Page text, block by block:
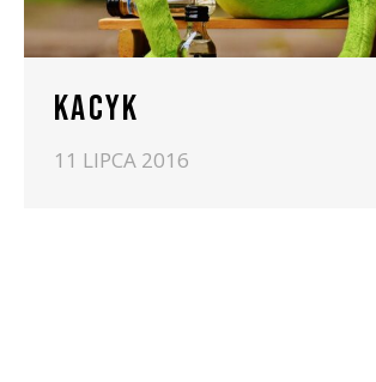
KACYK
11 LIPCA 2016